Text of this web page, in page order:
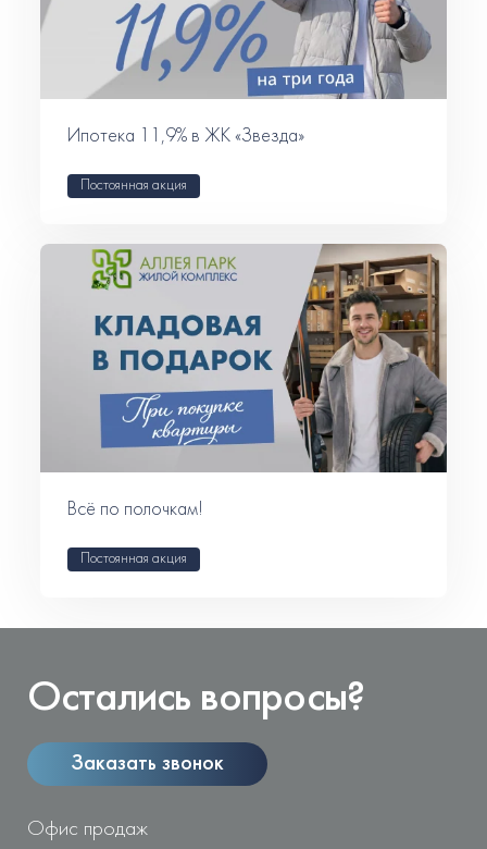
Ипотека 11,9% в ЖК «Звезда»
Постоянная акция
Всё по полочкам!
Постоянная акция
Остались вопросы?
Заказать звонок
Офис продаж